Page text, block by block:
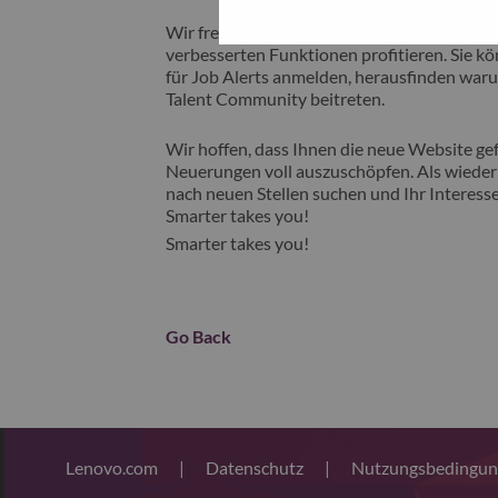
Wir freuen uns, Ihnen unsere neue
verbesserten Funktionen profitieren. Sie
für Job Alerts anmelden, herausfinden
Talent Community beitreten.
Wir hoffen, dass Ihnen die neue Website
Neuerungen voll auszuschöpfen. Als
nach neuen Stellen suchen und Ihr
Smarter takes you!
Smarter takes you!
Go Back
Lenovo.com | Datenschutz |